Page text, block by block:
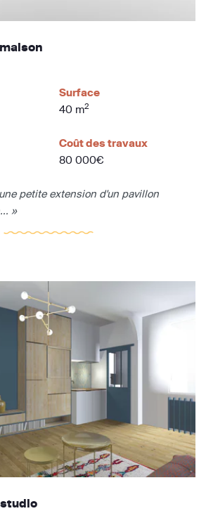
Surface
40 m2
Coût des travaux
80 000€
petite extension d'un pavillon
»